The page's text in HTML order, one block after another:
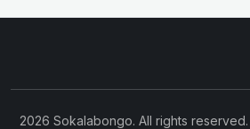
2026 Sokalabongo. All rights